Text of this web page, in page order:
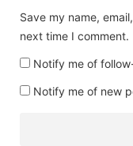
Save my name,
next time I comment.
Notify me of
Notify me of new